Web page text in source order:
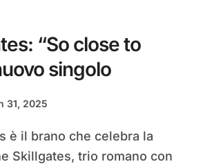
“So close to
singolo
31, 2025
Skillgates, trio romano con